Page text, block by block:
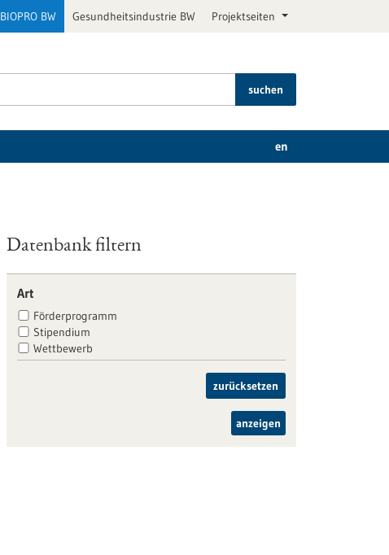
BIOPRO BW Gesundheitsindustrie BW Projektseiten
suchen
en
Datenbank filtern
Art
Förderprogramm
Stipendium
Wettbewerb
zurücksetzen
anzeigen